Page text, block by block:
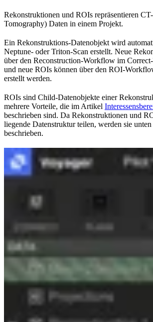
Rekonstruktionen und ROIs repräsentieren
Tomography) Daten in einem Projekt.
Ein Rekonstruktions-Datenobjekt wird
Neptune- oder Triton-Scan erstellt. Neue
über den Reconstruction-Workflow im
und neue ROIs können über den ROI-
erstellt werden.
ROIs sind Child-Datenobjekte einer
mehrere Vorteile, die im Artikel
beschrieben sind. Da Rekonstruktionen und
liegende Datenstruktur teilen, werden sie unten
beschrieben.